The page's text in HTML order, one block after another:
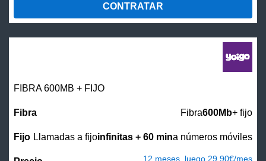
CONTRATAR
FIBRA 600MB + FIJO
Fibra600Mb+ fijo
Llamadas a fijoinfinitas + 60 mina números móviles
12 meses, luego 29,90€/mes